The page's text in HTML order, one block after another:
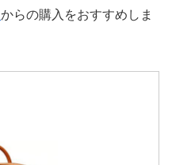
からの購入をおすすめしま